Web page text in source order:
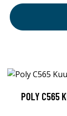
POLY C565